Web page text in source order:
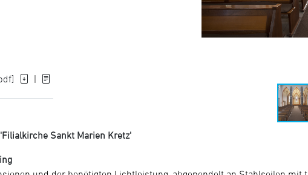
|
Sankt Marien Kretz'